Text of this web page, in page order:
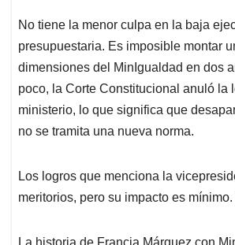
No tiene la menor culpa en la baja
presupuestaria. Es imposible montar
dimensiones del MinIgualdad en dos
poco, la Corte Constitucional anuló la
ministerio, lo que significa que
no se tramita una nueva norma.
Los logros que menciona la
meritorios, pero su impacto es mínimo.
La historia de Francia Márquez con